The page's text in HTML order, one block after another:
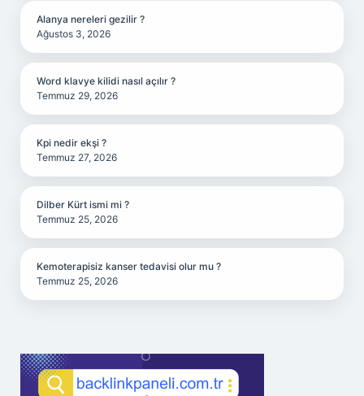
Alanya nereleri gezilir ?
Ağustos 3, 2026
Word klavye kilidi nasıl açılır ?
Temmuz 29, 2026
Kpi nedir ekşi ?
Temmuz 27, 2026
Dilber Kürt ismi mi ?
Temmuz 25, 2026
Kemoterapisiz kanser tedavisi olur mu ?
Temmuz 25, 2026